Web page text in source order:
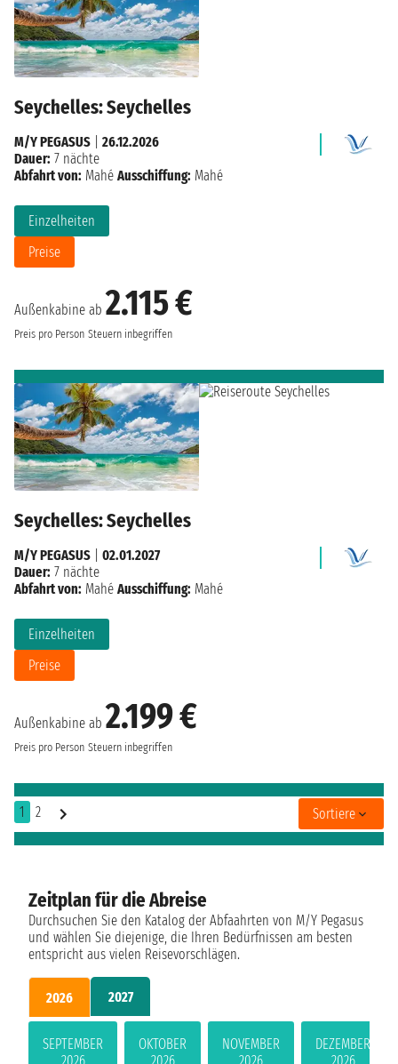
Seychelles: Seychelles
Außenkabine ab 2.115 €
Preis pro Person Steuern inbegriffen
Einzelheiten
Preise
M/Y PEGASUS
26.12.2026
Dauer: 7 nächte
Abfahrt von: Mahé Ausschiffung: Mahé
Seychelles: Seychelles
Außenkabine ab 2.199 €
Preis pro Person Steuern inbegriffen
Einzelheiten
Preise
M/Y PEGASUS
02.01.2027
Dauer: 7 nächte
Abfahrt von: Mahé Ausschiffung: Mahé
1 2 Sortiere
Zeitplan für die Abreise
Durchsuchen Sie den Katalog der Abfaahrten von M/Y Pegasus
und wählen Sie diejenige, die Ihren Bedürfnissen am besten
entspricht aus vielen Reisevorschlägen.
2026 2027
SEPTEMBER
OKTOBER
NOVEMBER
DEZEMBER